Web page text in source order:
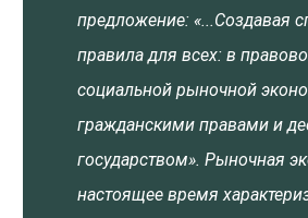
предложение: «...Создавая
правила для всех: в
социальной рыночной
гражданскими правами и
государством». Рыночная
настоящее время